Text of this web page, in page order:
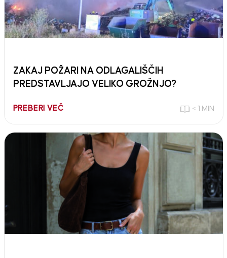
ZAKAJ POŽARI NA ODLAGALIŠČIH
PREDSTAVLJAJO VELIKO GROŽNJO?
PREBERI VEČ < 1 MIN